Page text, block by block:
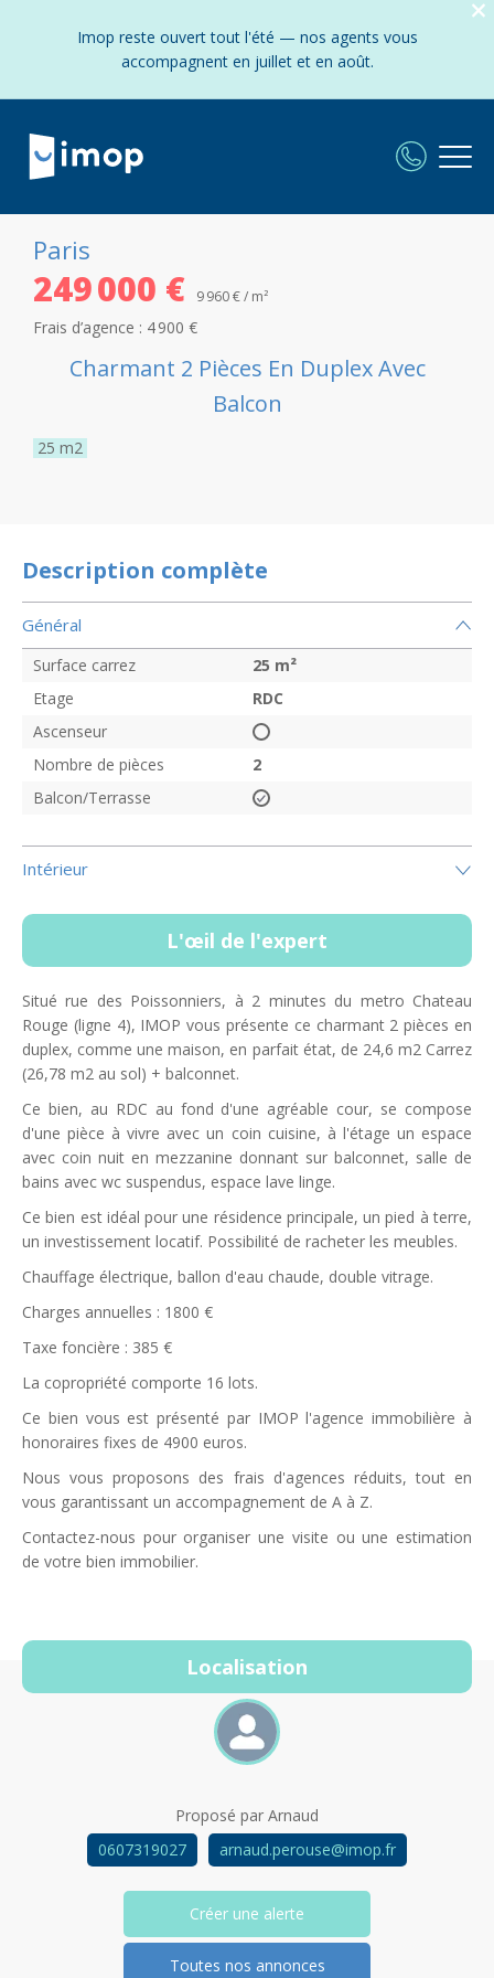
Imop reste ouvert tout l'été — nos agents vous
accompagnent en juillet et en août.
Paris
249 000 € 9 960 € / m²
Frais d’agence : 4 900 €
Charmant 2 Pièces En Duplex Avec
Balcon
25 m2
Description complète
Général
Surface carrez 25 m²
Etage
RDC
Ascenseur
Nombre de pièces
2
Balcon/Terrasse
Intérieur
L'œil de l'expert
Situé rue des Poissonniers, à 2 minutes du metro Chateau
Rouge (ligne 4), IMOP vous présente ce charmant 2 pièces en
duplex, comme une maison, en parfait état, de 24,6 m2 Carrez
(26,78 m2 au sol) + balconnet.
Ce bien, au RDC au fond d'une agréable cour, se compose
d'une pièce à vivre avec un coin cuisine, à l'étage un espace
avec coin nuit en mezzanine donnant sur balconnet, salle de
bains avec wc suspendus, espace lave linge.
Ce bien est idéal pour une résidence principale, un pied à terre,
un investissement locatif. Possibilité de racheter les meubles.
Chauffage électrique, ballon d'eau chaude, double vitrage.
Charges annuelles : 1800 €
Taxe foncière : 385 €
La copropriété comporte 16 lots.
Ce bien vous est présenté par IMOP l'agence immobilière à
honoraires fixes de 4900 euros.
Nous vous proposons des frais d'agences réduits, tout en
vous garantissant un accompagnement de A à Z.
Contactez-nous pour organiser une visite ou une estimation
de votre bien immobilier.
Localisation
Proposé par Arnaud
0607319027
arnaud.perouse@imop.fr
Créer une alerte
Toutes nos annonces